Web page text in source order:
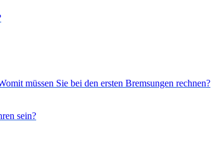
müssen Sie bei den ersten Bremsungen rechnen?
sein?